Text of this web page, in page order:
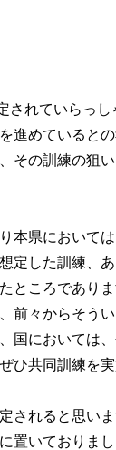
れていらっし
進めていると
その訓練の狙
本県において
定した訓練、
ところであり
前々からそう
国においては
ひ共同訓練を
されると思い
置いておりま